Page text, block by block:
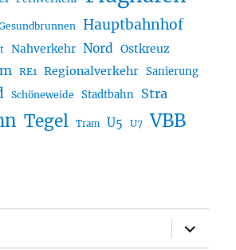
Hauptbahnhof
Nahverkehr Nord Ostkreuz
RE1 Regionalverkehr Sanierung
Schöneweide Stadtbahn Stra
Tegel Tram U5 U7 VBB
öffnen